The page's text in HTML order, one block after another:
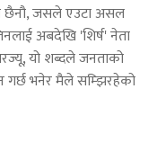
छैनौ, जसले एउटा असल
अबदेखि 'शिर्ष' नेता
यो शब्दले जनताको
गर्छ भनेर मैले सम्झिरहेको